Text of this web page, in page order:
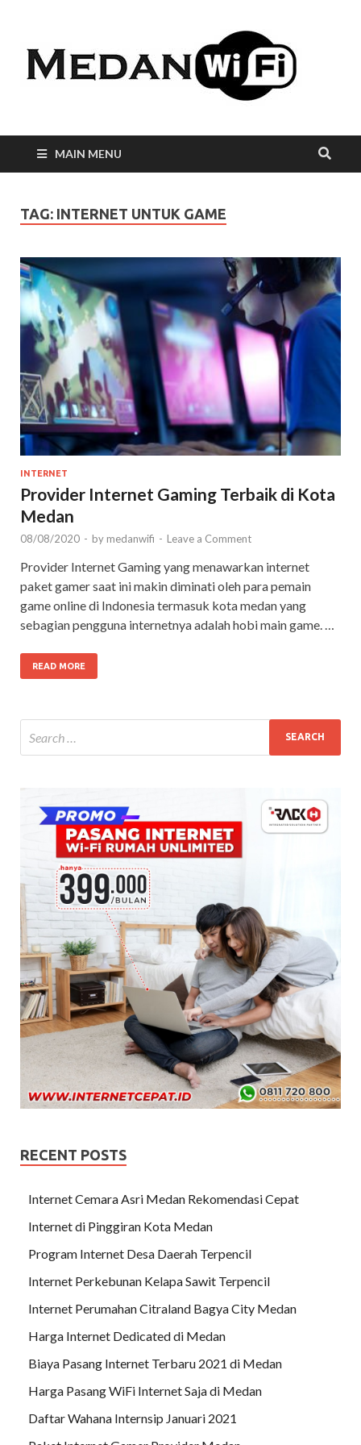
MAIN MENU
TAG: INTERNET UNTUK GAME
INTERNET
Provider Internet Gaming Terbaik di Kota
Medan
08/08/2020 - by medanwifi - Leave a Comment
Provider Internet Gaming yang menawarkan internet
paket gamer saat ini makin diminati oleh para pemain
game online di Indonesia termasuk kota medan yang
sebagian pengguna internetnya adalah hobi main game. …
READ MORE
RECENT POSTS
Internet Cemara Asri Medan Rekomendasi Cepat
Internet di Pinggiran Kota Medan
Program Internet Desa Daerah Terpencil
Internet Perkebunan Kelapa Sawit Terpencil
Internet Perumahan Citraland Bagya City Medan
Harga Internet Dedicated di Medan
Biaya Pasang Internet Terbaru 2021 di Medan
Harga Pasang WiFi Internet Saja di Medan
Daftar Wahana Internsip Januari 2021